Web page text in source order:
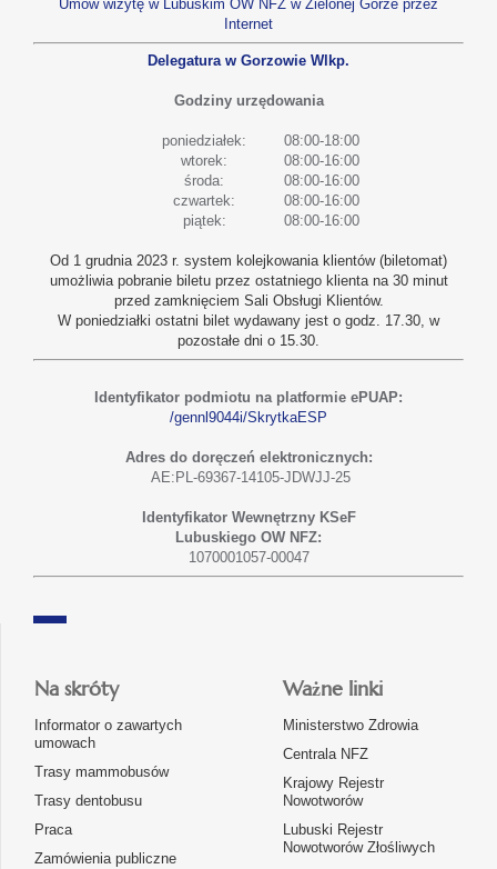
Umów wizytę w Lubuskim OW NFZ w Zielonej Górze przez
Internet
Delegatura w Gorzowie Wlkp.
Godziny urzędowania
poniedziałek:
08:00-18:00
wtorek:
08:00-16:00
środa:
08:00-16:00
czwartek:
08:00-16:00
piątek:
08:00-16:00
Od 1 grudnia 2023 r. system kolejkowania klientów (biletomat)
umożliwia pobranie biletu przez ostatniego klienta na 30 minut
przed zamknięciem Sali Obsługi Klientów.
W poniedziałki ostatni bilet wydawany jest o godz. 17.30, w
pozostałe dni o 15.30.
Identyfikator podmiotu na platformie ePUAP:
/gennl9044i/SkrytkaESP
Adres do doręczeń elektronicznych:
AE:PL-69367-14105-JDWJJ-25
Identyfikator Wewnętrzny KSeF
Lubuskiego OW NFZ:
1070001057-00047
Na skróty
Informator o zawartych
umowach
Trasy mammobusów
Trasy dentobusu
Praca
Zamówienia publiczne
Ważne linki
Ministerstwo Zdrowia
Centrala NFZ
Krajowy Rejestr
Nowotworów
Lubuski Rejestr
Nowotworów Złośliwych